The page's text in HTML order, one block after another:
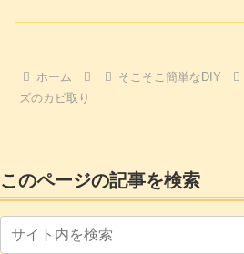
ホーム そこそこ簡単なDIY
ズのカビ取り
このページの記事を検索